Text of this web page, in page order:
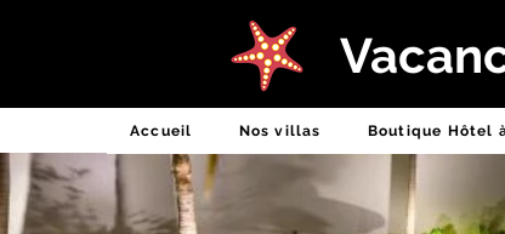
Accueil Nos villas Boutique Hôtel
Certificat d'Excellence 2016